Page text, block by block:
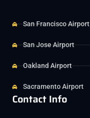
San Francisco Airport
San Jose Airport
Oakland Airport
Sacramento Airport
Contact Info